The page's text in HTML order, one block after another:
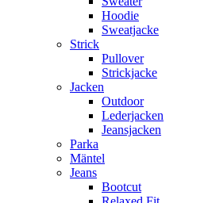
Hoodie
Sweatjacke
Strick
Pullover
Strickjacke
Jacken
Outdoor
Lederjacken
Jeansjacken
Parka
Mäntel
Jeans
Bootcut